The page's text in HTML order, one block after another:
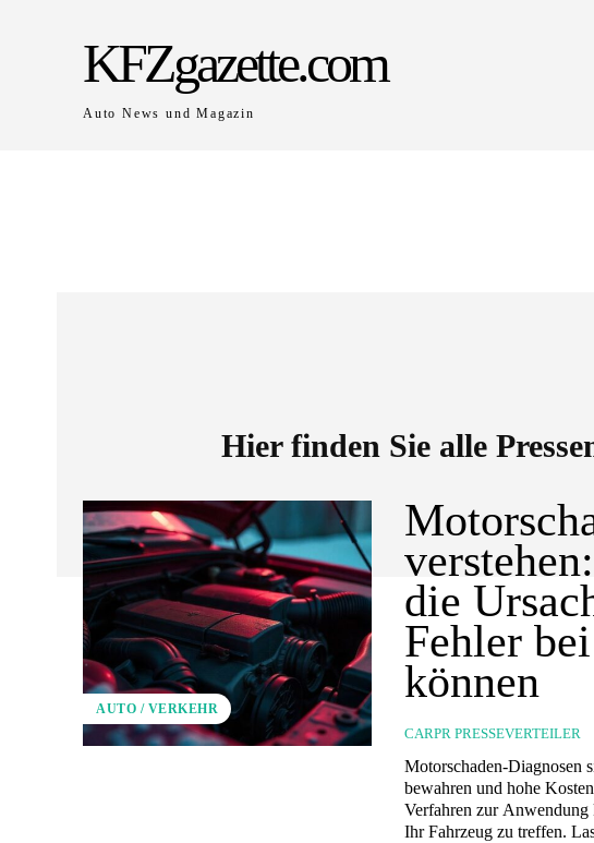
KFZgazette.com
Auto News und Magazin
Hier finden Sie alle
AUTO / VERKEHR
die
Fehler
können
CARPR PRESSEVERTEILER
Motorschaden-Diagnosen
bewahren und hohe
Verfahren zur Anwendung
Ihr Fahrzeug zu treffen.